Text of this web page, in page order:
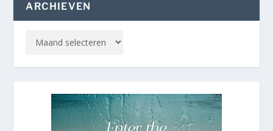
ARCHIEVEN